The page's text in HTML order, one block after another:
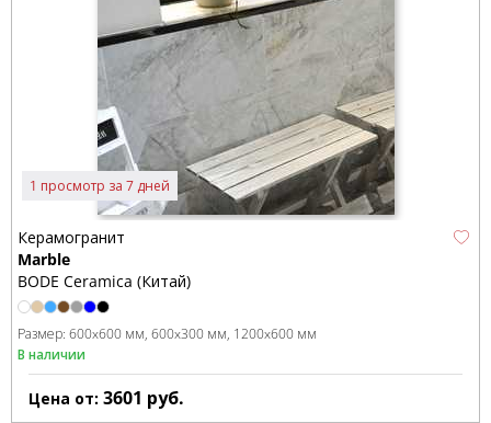
1 просмотр за 7 дней
Керамогранит
Marble
BODE Ceramica (Китай)
Размер: 600x600 мм 600x300 мм 1200x600 мм
В наличии
Цена от: 3601 руб.